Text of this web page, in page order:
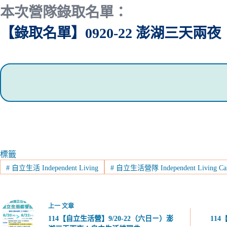
本次營隊錄取名單：
【錄取名單】0920-22 澎湖三天兩
標籤
#自立生活 Independent Living #自立生活營隊 Independent Living
上一 文章
114【自立生活營】9/20-22（六日ㄧ）澎
114